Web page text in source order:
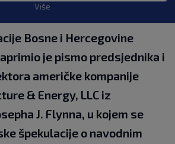
Više
Bosne i Hercegovine
je pismo predsjednika i
američke kompanije
& Energy, LLC iz
J. Flynna, u kojem se
špekulacije o navodnim